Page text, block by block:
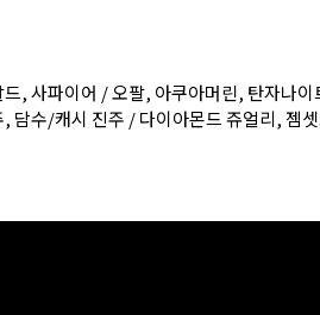
, 사파이어 /오팔, 아쿠아머린, 탄자나
담수/캐시 진주 / 다이아몬드 쥬얼리, 젬